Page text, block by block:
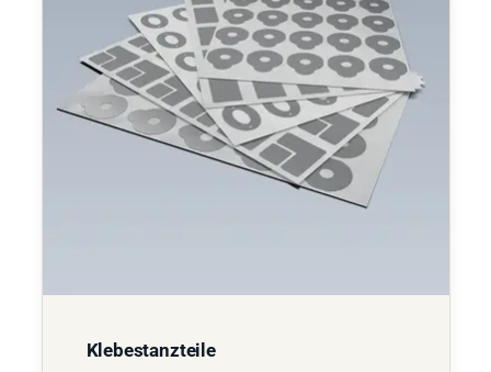
Klebestanzteile